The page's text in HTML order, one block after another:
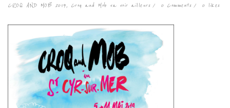
CROQ AND MOB 2019, Croq and Mob va voir ailleurs 0 Comments 0likes